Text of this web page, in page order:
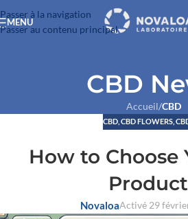
Passer à la navigation
Passer au contenu principal
MENU
CBD
Accueil/CBD
CBD CBD FLOWERS
How to Choose
NovaloaActivé 29